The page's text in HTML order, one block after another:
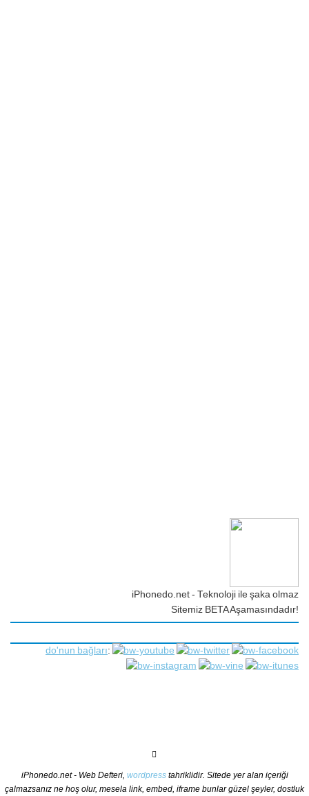
iPhonedo.net - Teknoloji ile şaka olmaz
Sitemiz BETA Aşamasındadır!
do'nun bağları:
iPhonedo.net - Web Defteri, wordpresstahriklidir. Sitede yer alan içeriği
çalmazsanız ne hoş olur, mesela link, embed, iframe bunlar güzel şeyler, dostluk